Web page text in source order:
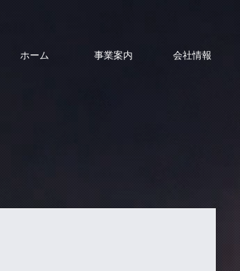
ホーム 事業案内 会社情報